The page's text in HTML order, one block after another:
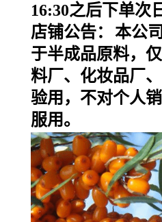
16:30之后下单次
店铺公告：
本公
于半成品原料，
料厂、化妆品厂
验用，不对个人
服用。